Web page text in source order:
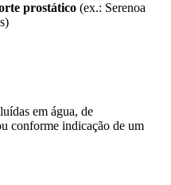
prostático (ex.: Serenoa
em água, de
conforme indicação de um